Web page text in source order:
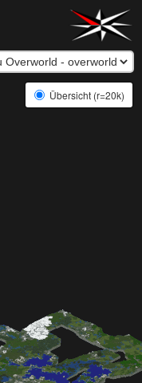
Übersicht (r=20k)